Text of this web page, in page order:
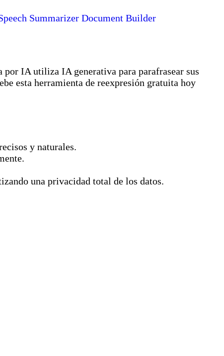
Summarizer Document Builder
IA utiliza IA generativa para parafrasear sus
esta herramienta de reexpresión gratuita hoy
y naturales.
una privacidad total de los datos.